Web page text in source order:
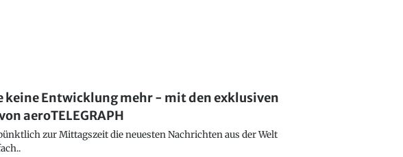
keine Entwicklung mehr - mit den exklusiven
aeroTELEGRAPH
zur Mittagszeit die neuesten Nachrichten aus der Welt